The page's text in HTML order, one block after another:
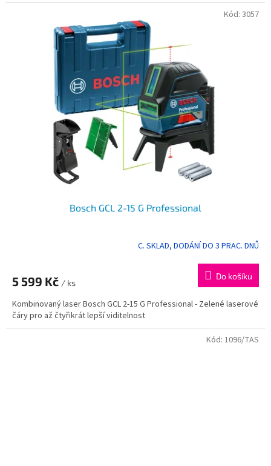
Bosch GCL 2-15 G Professional
C. SKLAD, DODÁNÍ DO 3 PRAC. DNŮ
5 599 Kč / ks
Do košíku
Kombinovaný laser Bosch GCL 2-15 G Professional - Zelené laserové
čáry pro až čtyřikrát lepší viditelnost
Kód: 3057
Kód: 1096/TAS